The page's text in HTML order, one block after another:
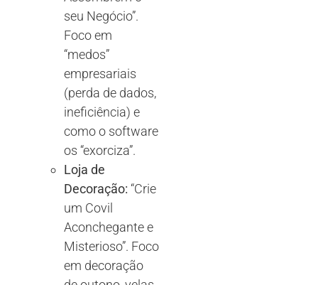
seu Negócio”.
Foco em
“medos”
empresariais
(perda de dados,
ineficiência) e
como o software
os “exorciza”.
Loja de
Decoração: “Crie
um Covil
Aconchegante e
Misterioso”. Foco
em decoração